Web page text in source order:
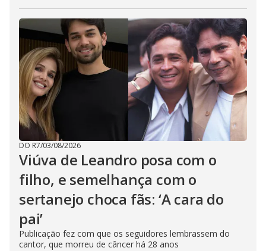
DO R7/03/08/2026
Viúva de Leandro posa com o
filho, e semelhança com o
sertanejo choca fãs: ‘A cara do
pai’
Publicação fez com que os seguidores lembrassem do
cantor, que morreu de câncer há 28 anos